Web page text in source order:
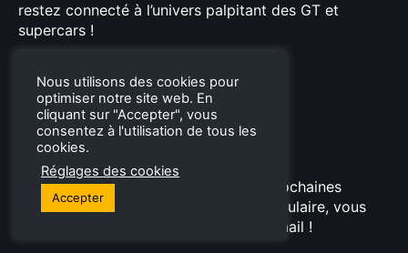
restez connecté à l’univers palpitant des GT et
supercars !
Page Facebook
Newsletter
Envie de nous rejoindre lors de nos prochaines
sorties et soirées ? Complétez ce formulaire, vous
serez notifié automatiquement par e-mail !
Nous utilisons des cookies pour
optimiser notre site web. En
cliquant sur "Accepter", vous
consentez à l'utilisation de tous les
cookies.
Réglages des cookies
Accepter